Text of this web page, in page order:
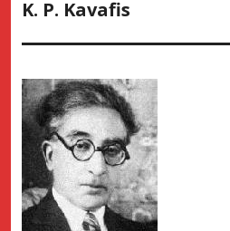
K. P. Kavafis